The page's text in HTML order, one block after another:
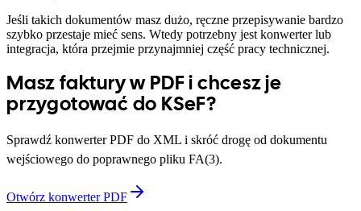
Jeśli takich dokumentów masz dużo, ręczne przepisywanie bardzo
szybko przestaje mieć sens. Wtedy potrzebny jest konwerter lub
integracja, która przejmie przynajmniej część pracy technicznej.
Masz faktury w PDF i chcesz je
przygotować do KSeF?
Sprawdź konwerter PDF do XML i skróć drogę od dokumentu
wejściowego do poprawnego pliku FA(3).
Otwórz konwerter PDF